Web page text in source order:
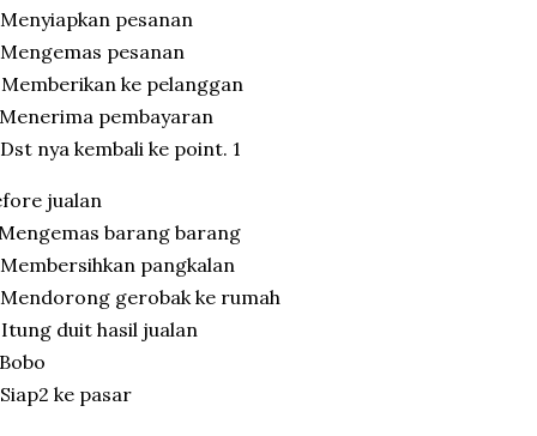
pesanan
pesanan
ke pelanggan
pembayaran
nya kembali ke point. 1
jualan
barang barang
pangkalan
gerobak ke rumah
duit hasil jualan
ke pasar